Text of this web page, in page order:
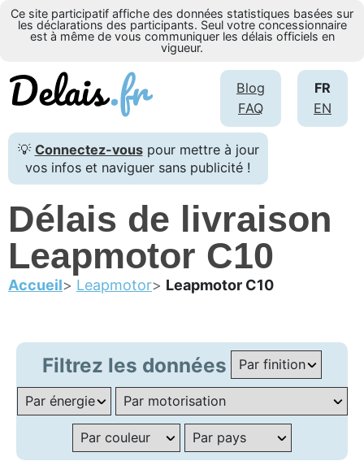
Ce site participatif affiche des données statistiques basées sur
les déclarations des participants. Seul votre concessionnaire
est à même de vous communiquer les délais officiels en
vigueur.
FR
EN
Blog
FAQ
💡 Connectez-vouspour mettre à jour
vos infos et naviguer sans publicité !
Délais de livraison
Leapmotor C10
Accueil Leapmotor Leapmotor C10
Filtrez les données